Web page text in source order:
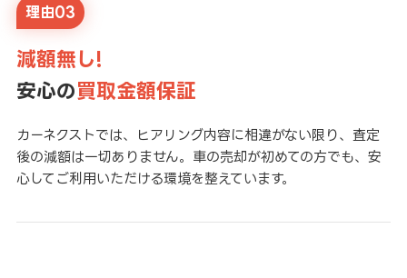
理由03
減額無し!
安心の買取金額保証
カーネクストでは、ヒアリング内容に相違がない限り、査定
後の減額は一切ありません。車の売却が初めての方でも、安
心してご利用いただける環境を整えています。